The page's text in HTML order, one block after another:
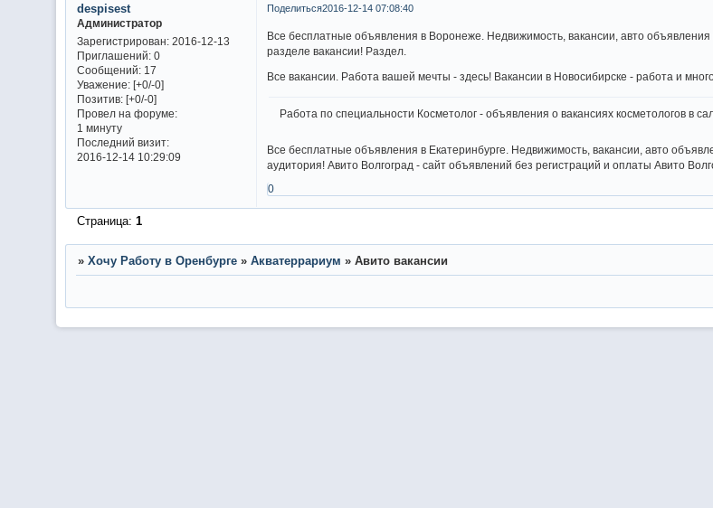
Поделиться2016-12-14 07:08:40
despisest
Администратор
Зарегистрирован: 2016-12-13
Приглашений:0
Сообщений:17
Уважение: [+0/-0]
Позитив: [+0/-0]
Провел на форуме:
1 минуту
Последний визит:
2016-12-14 10:29:09
Все бесплатные объявления в Воронеже. Недвижимость, вакансии, авто
разделе вакансии! Раздел.
Все вакансии. Работа вашей мечты - здесь! Вакансии в Новосибирске - работа и
Работа по специальности Косметолог - объявления о вакансиях косметологов в
Все бесплатные объявления в Екатеринбурге. Недвижимость, вакансии, авто
аудитория! Авито Волгоград - сайт объявлений без регистраций и оплаты Авито
0
Страница: 1
» Хочу Работу в Оренбурге » Акватеррариум » Авито вакансии